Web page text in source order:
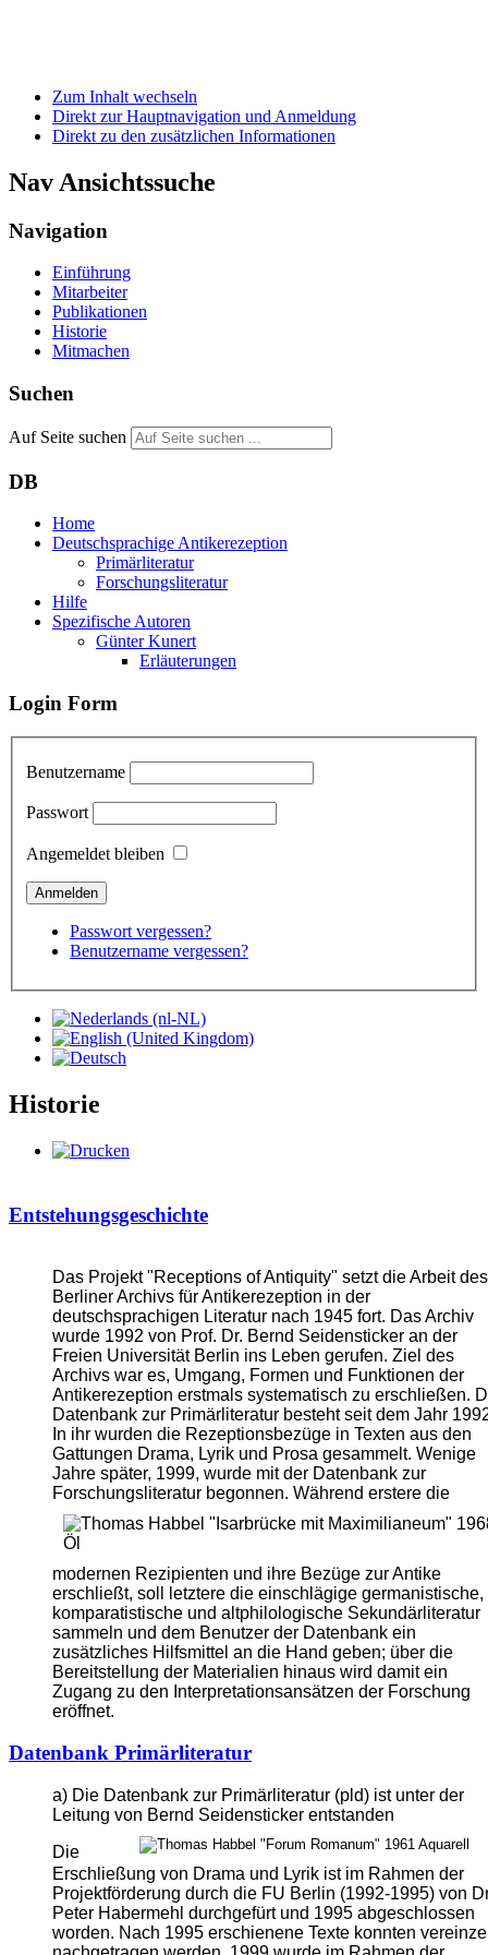
Zum Inhalt wechseln
Direkt zur Hauptnavigation und Anmeldung
Direkt zu den zusätzlichen Informationen
Nav Ansichtssuche
Navigation
Einführung
Mitarbeiter
Publikationen
Historie
Mitmachen
Suchen
Auf Seite suchen
DB
Home
Deutschsprachige Antikerezeption
Primärliteratur
Forschungsliteratur
Hilfe
Spezifische Autoren
Günter Kunert
Erläuterungen
Login Form
Benutzername
Passwort
Angemeldet bleiben
Passwort vergessen?
Benutzername vergessen?
Historie
Entstehungsgeschichte
Das Projekt "Receptions of Antiquity" setzt die Arbeit des
Berliner Archivs für Antikerezeption in der
deutschsprachigen Literatur nach 1945 fort. Das Archiv
wurde 1992 von Prof. Dr. Bernd Seidensticker an der
Freien Universität Berlin ins Leben gerufen. Ziel des
Archivs war es, Umgang, Formen und Funktionen der
Antikerezeption erstmals systematisch zu erschließen.
Datenbank zur Primärliteratur besteht seit dem Jahr
In ihr wurden die Rezeptionsbezüge in Texten aus den
Gattungen Drama, Lyrik und Prosa gesammelt. Wenige
Jahre später, 1999, wurde mit der Datenbank zur
Forschungsliteratur begonnen. Während erstere die
modernen Rezipienten und ihre Bezüge zur Antike
erschließt, soll letztere die einschlägige germanistische,
komparatistische und altphilologische Sekundärliteratur
sammeln und dem Benutzer der Datenbank ein
zusätzliches Hilfsmittel an die Hand geben; über die
Bereitstellung der Materialien hinaus wird damit ein
Zugang zu den Interpretationsansätzen der Forschung
eröffnet.
Datenbank Primärliteratur
a) Die Datenbank zur Primärliteratur (pld) ist unter der
Leitung von Bernd Seidensticker entstanden
Die
Erschließung von Drama und Lyrik ist im Rahmen der
Projektförderung durch die FU Berlin (1992-1995) von
Peter Habermehl durchgefürt und 1995 abgeschlossen
worden. Nach 1995 erschienene Texte konnten